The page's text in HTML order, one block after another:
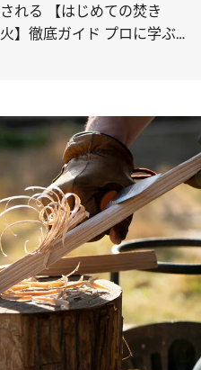
される 【はじめての焚き
火】徹底ガイド プロに学ぶ